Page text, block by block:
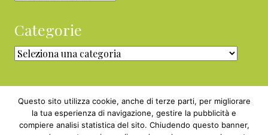
Categorie
Categorie
Copyright © 2010 - 2026 BabyGreen™ ·
Questo sito utilizza cookie, anche di terze parti, per migliorare
la tua esperienza di navigazione, gestire la pubblicità e
compiere analisi statistica del sito. Chiudendo questo banner,